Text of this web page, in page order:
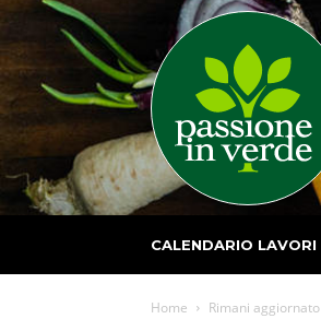
CALENDARIO LAVORI
Home Rimani aggiornato